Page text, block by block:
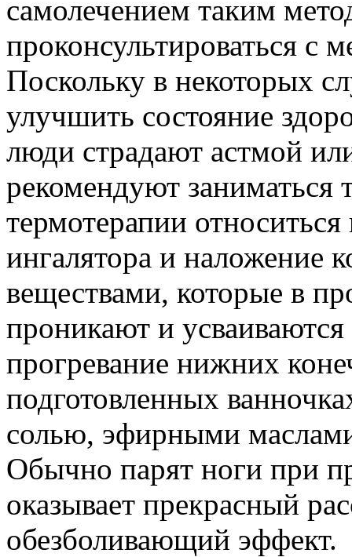
самолечением таким
проконсультироваться с
Поскольку в некоторых
улучшить состояние
люди страдают астмой
рекомендуют заниматься
термотерапии
ингалятора и наложение
веществами, которые в
проникают и
прогревание нижних
подготовленных
солью, эфирными
Обычно парят ноги при
оказывает прекрасный
обезболивающий эффект.